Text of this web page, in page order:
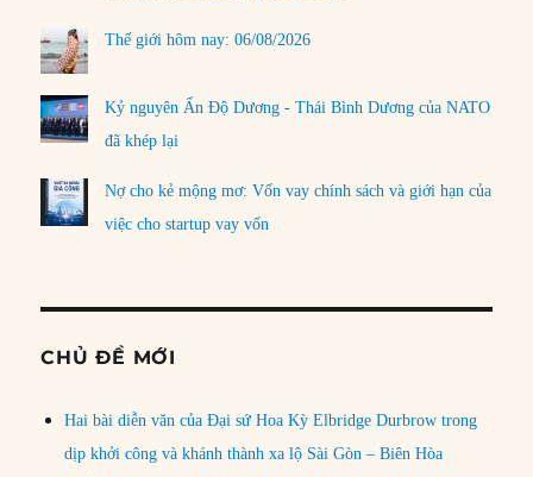
Thế giới hôm nay: 06/08/2026
Kỷ nguyên Ấn Độ Dương - Thái Bình Dương của NATO
đã khép lại
Nợ cho kẻ mộng mơ: Vốn vay chính sách và giới hạn của
việc cho startup vay vốn
CHỦ ĐỀ MỚI
Hai bài diễn văn của Đại sứ Hoa Kỳ Elbridge Durbrow trong
dịp khởi công và khánh thành xa lộ Sài Gòn – Biên Hòa